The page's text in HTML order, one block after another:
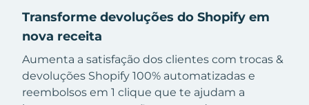
Transforme devoluções do Shopify em
nova receita
Aumenta a satisfação dos clientes com trocas &
devoluções Shopify 100% automatizadas e
reembolsos em 1 clique que te ajudam a